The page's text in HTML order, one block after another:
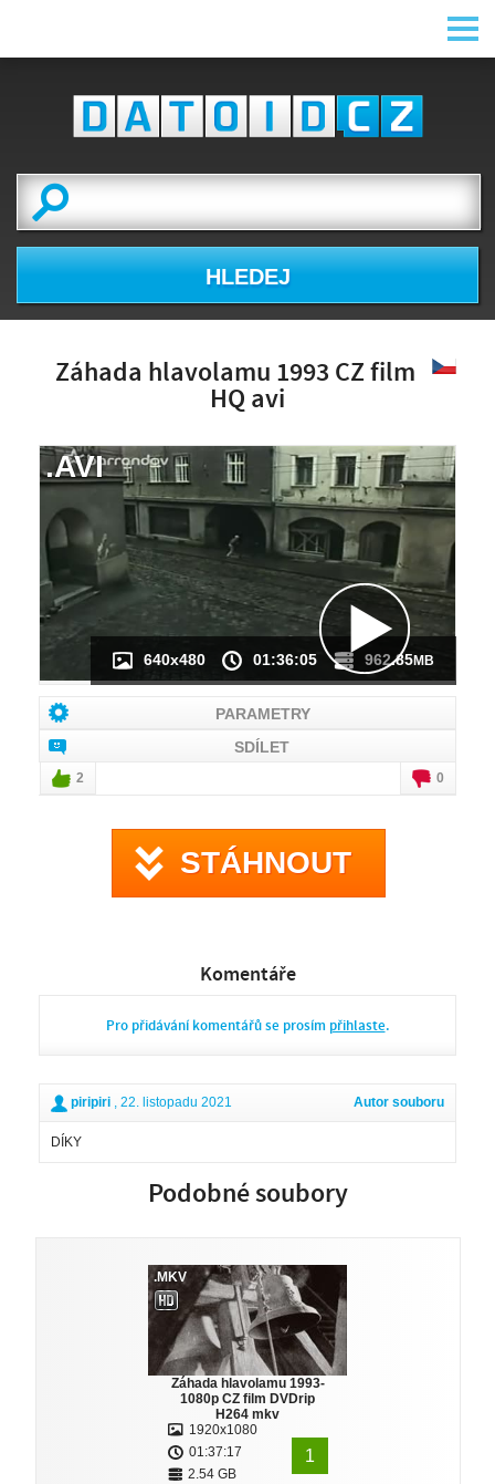
HLEDEJ
Záhada hlavolamu 1993 CZ film
HQ avi
NÁHLED VIDEA
NENÍ K DISPOZICI
640x480 01:36:05 962.85MB
.AVI
PARAMETRY
SDÍLET
2 0
STÁHNOUT
Komentáře
Pro přidávání komentářů se prosím přihlaste.
piripiri , 22. listopadu 2021 Autor souboru
DÍKY
Podobné soubory
.MKV
Záhada hlavolamu 1993-
1080p CZ film DVDrip
H264 mkv
1920x1080
01:37:17
2.54 GB
1